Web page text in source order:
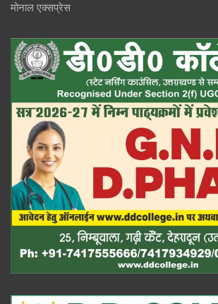
मोनाल एक्सप्रेस